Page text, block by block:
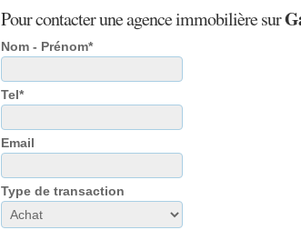
Pour contacter une agence immobilière sur
Nom - Prénom*
Tel*
Email
Type de transaction